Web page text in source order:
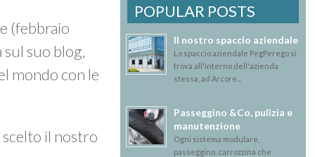
(febbraio
sul suo blog,
mondo con le
scelto il nostro
POPULAR POSTS
Il nostro spaccio aziendale
Lo spaccio aziendale PegPerego si
trova all'interno dell'azienda
stessa, ad Arcore...
Passeggino &Co, pulizia e
manutenzione
Ogni sistema modulare,
passeggino, carrozzina che